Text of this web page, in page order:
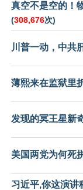
真空不是空的！
(308,676次)
川普一动，中共
薄熙来在监狱里
发现的冥王星新
美国两党为何死
习近平,你这演讲